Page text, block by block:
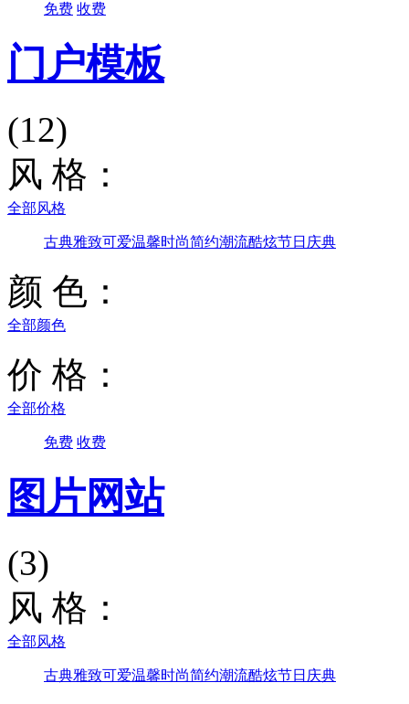
免费 收费
门户模板
(12)
风 格：
全部风格
古典雅致可爱温馨时尚简约潮流酷炫节日庆典
颜 色：
全部颜色
价 格：
全部价格
免费 收费
图片网站
(3)
风 格：
全部风格
古典雅致可爱温馨时尚简约潮流酷炫节日庆典